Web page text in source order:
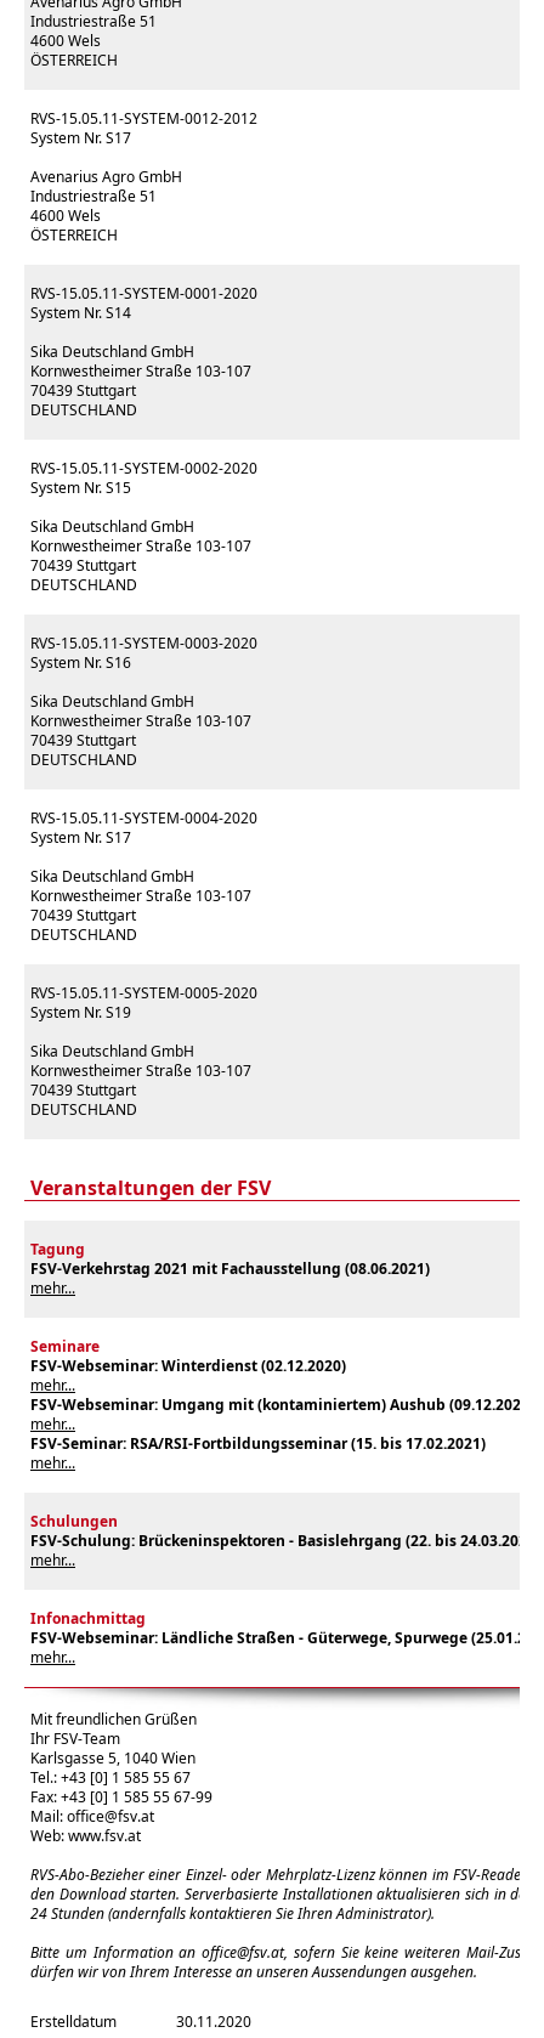
Industriestraße 51
4600 Wels
ÖSTERREICH
RVS-15.05.11-SYSTEM-0012-2012
System Nr. S17
Avenarius Agro GmbH
Industriestraße 51
4600 Wels
ÖSTERREICH
RVS-15.05.11-SYSTEM-0001-2020
System Nr. S14
Sika Deutschland GmbH
Kornwestheimer Straße 103-107
70439 Stuttgart
DEUTSCHLAND
RVS-15.05.11-SYSTEM-0002-2020
System Nr. S15
Sika Deutschland GmbH
Kornwestheimer Straße 103-107
70439 Stuttgart
DEUTSCHLAND
RVS-15.05.11-SYSTEM-0003-2020
System Nr. S16
Sika Deutschland GmbH
Kornwestheimer Straße 103-107
70439 Stuttgart
DEUTSCHLAND
RVS-15.05.11-SYSTEM-0004-2020
System Nr. S17
Sika Deutschland GmbH
Kornwestheimer Straße 103-107
70439 Stuttgart
DEUTSCHLAND
RVS-15.05.11-SYSTEM-0005-2020
System Nr. S19
Sika Deutschland GmbH
Kornwestheimer Straße 103-107
70439 Stuttgart
DEUTSCHLAND
Veranstaltungen der FSV
Tagung
FSV-Verkehrstag 2021 mit Fachausstellung (08.06.2021)
mehr...
Seminare
FSV-Webseminar: Winterdienst (02.12.2020)
mehr...
FSV-Webseminar: Umgang mit (kontaminiertem) Aushub (09.12.2020)
mehr...
FSV-Seminar: RSA/RSI-Fortbildungsseminar (15. bis 17.02.2021)
mehr...
Schulungen
FSV-Schulung: Brückeninspektoren - Basislehrgang (22. bis 24.03.2021
mehr...
Infonachmittag
FSV-Webseminar: Ländliche Straßen - Güterwege, Spurwege (25
mehr...
Mit freundlichen Grüßen
Ihr FSV-Team
Karlsgasse 5, 1040 Wien
Tel.: +43 [0] 1 585 55 67
Fax: +43 [0] 1 585 55 67-99
Mail:office@fsv.at
Web:www.fsv.at
RVS-Abo-Bezieher einer Einzel- oder Mehrplatz-Lizenz können im FSV-
den Download starten. Serverbasierte Installationen aktualisieren sich in der
24 Stunden (andernfalls kontaktieren Sie Ihren Administrator).
Bitte um Information an office@fsv.at, sofern Sie keine weiteren Mail-
dürfen wir von Ihrem Interesse an unseren Aussendungen ausgehen.
Erstelldatum 30.11.2020